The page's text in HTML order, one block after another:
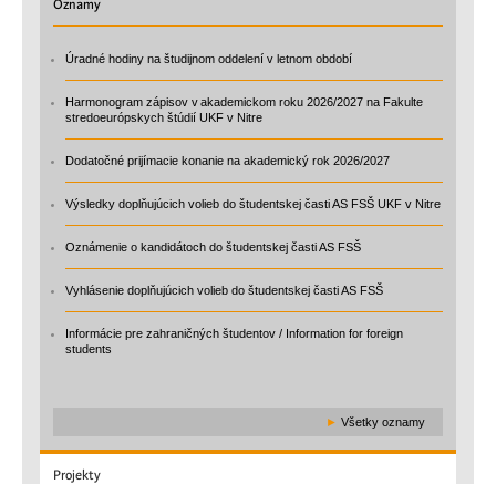
Oznamy
Úradné hodiny na študijnom oddelení v letnom období
Harmonogram zápisov v akademickom roku 2026/2027 na Fakulte
stredoeurópskych štúdií UKF v Nitre
Dodatočné prijímacie konanie na akademický rok 2026/2027
Výsledky doplňujúcich volieb do študentskej časti AS FSŠ UKF v Nitre
Oznámenie o kandidátoch do študentskej časti AS FSŠ
Vyhlásenie doplňujúcich volieb do študentskej časti AS FSŠ
Informácie pre zahraničných študentov / Information for foreign
students
► Všetky oznamy
Projekty